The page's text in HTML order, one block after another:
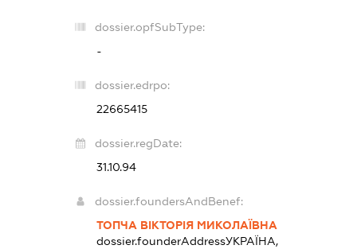
dossier.opfSubType:
-
dossier.edrpo:
22665415
dossier.regDate:
31.10.94
dossier.foundersAndBenef:
ТОПЧА ВІКТОРІЯ МИКОЛАЇВНА
dossier.founderAddressУКРАЇНА,